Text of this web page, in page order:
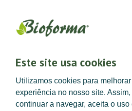
Este site usa cookies
Utilizamos cookies para
experiência no nosso site. Assim,
continuar a navegar, aceita o uso
(dias úteis das 8h30 às 13h e